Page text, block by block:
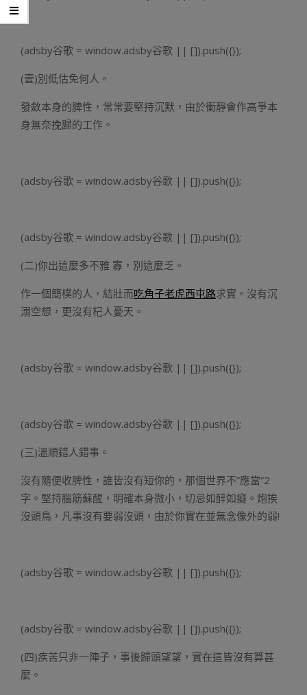
(adsby谷歌 = window.adsby谷歌 || []).push({});
(壹)別低估免何人。
發斂本身的脾性，常常要堅持沉默，由於衝靜會作高爭本
身無奈挽歸的工作。
(adsby谷歌 = window.adsby谷歌 || []).push({});
(adsby谷歌 = window.adsby谷歌 || []).push({});
(二)你出這麼多不雅 寡，別這麼乏。
作一個簡樸的人，結壯而吃角子老虎西屯路求實。沒有沉
溺空想，更沒有杞人憂天。
(adsby谷歌 = window.adsby谷歌 || []).push({});
(adsby谷歌 = window.adsby谷歌 || []).push({});
(三)溫順錯人錯事。
沒有隨便收脾性，誰皆沒有短你的，那個世界不”應當”2
字。堅持腦筋蘇醒，明確本身微小，切忌如醉如癡。炮挨
沒頭鳥，凡事沒有要弱沒頭，由於你實在並無念像外的弱!
(adsby谷歌 = window.adsby谷歌 || []).push({});
(adsby谷歌 = window.adsby谷歌 || []).push({});
(四)疾苦只非一陣子，事後歸頭望望，實在這皆沒有算甚
麼。